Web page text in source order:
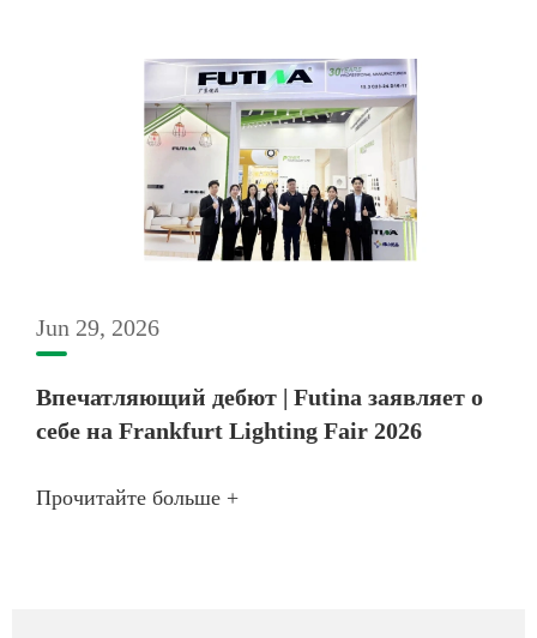
Jun 29, 2026
Впечатляющий дебют | Futina заявляет о
себе на Frankfurt Lighting Fair 2026
Прочитайте больше +